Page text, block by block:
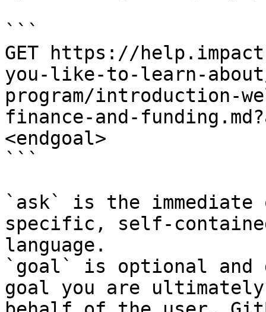
```
GET https://
you-like-to-learn-
program/introduction-
finance-and-
<endgoal>
```
`ask` is the
specific, self-
language.
`goal` is optional and
goal you are